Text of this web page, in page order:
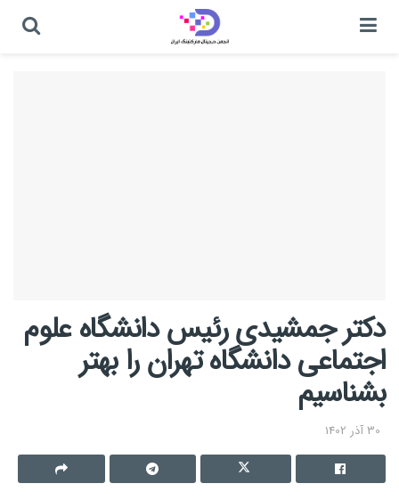
دکتر جمشیدی رئیس دانشگاه علوم
اجتماعی دانشگاه تهران را بهتر
بشناسیم
30 آذر 1402